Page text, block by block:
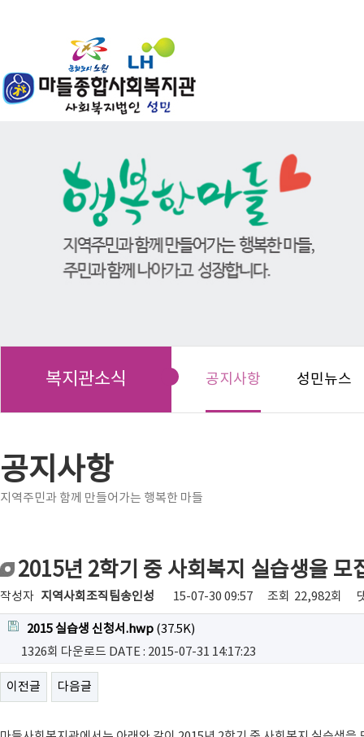
복지관소식 공지사항 성민뉴스
공지사항
지역주민과 함께 만들어가는 행복한 마들
2015년 2학기 중 사회복지 실습생을 모
작성자 지역사회조직팀송인성 15-07-30 09:57 조회 22,982회
2015 실습생 신청서.hwp (37.5K)
1326회 다운로드 DATE : 2015-07-31 14:17:23
이전글 다음글